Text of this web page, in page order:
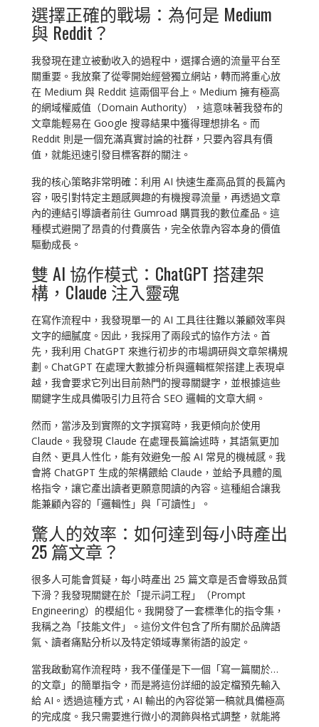
選擇正確的戰場：為何是 Medium
與 Reddit？
我發現在建立被動收入的過程中，選擇合適的流量平台至
關重要。我放棄了從零開始經營獨立網站，轉而將重心放
在 Medium 與 Reddit 這兩個平台上。Medium 擁有極高
的網域權威值（Domain Authority），這意味著我發布的
文章能輕易在 Google 搜尋結果中獲得理想排名。而
Reddit 則是一個充滿真實討論的社群，只要內容具有價
值，就能迅速引發目標客群的關注。
我的核心策略非常明確：利用 AI 快速生產高品質的長篇內
容，吸引對特定主題感興趣的有機搜尋流量，再透過文章
內的連結引導讀者前往 Gumroad 購買我的數位產品。這
種模式避開了昂貴的付費廣告，完全依靠內容本身的價值
驅動成長。
雙 AI 協作模式：ChatGPT 搭建架
構，Claude 注入靈魂
在寫作流程中，我發現單一的 AI 工具往往難以兼顧效率與
文字的細膩度。因此，我採用了兩段式的協作方法。首
先，我利用 ChatGPT 來進行初步的市場調研與文章架構規
劃。ChatGPT 在處理大數據分析與邏輯框架搭建上表現卓
越，我會要求它列出目前熱門的搜尋關鍵字，並根據這些
關鍵字生成具備吸引力且符合 SEO 邏輯的文章大綱。
然而，當涉及到實際的文字撰寫時，我更傾向於使用
Claude。我發現 Claude 在處理長篇論述時，其語氣更加
自然、更具人性化，能有效避免一般 AI 常見的機械感。我
會將 ChatGPT 生成的架構餵給 Claude，並給予具體的風
格指令，讓它產出讀者更願意閱讀的內容。這種組合讓我
能兼顧內容的「邏輯性」與「可讀性」。
驚人的效率：如何達到每小時產出
25 篇文章？
很多人可能會質疑，每小時產出 25 篇文章是否會導致品質
下滑？我發現關鍵在於「提示詞工程」（Prompt
Engineering）的模組化。我開發了一套標準化的指令集，
我稱之為「技能文件」。這份文件包含了所有關於品牌語
氣、讀者痛點分析以及特定領域專業術語的設定。
當我啟動寫作流程時，我不僅僅是下一個「寫一篇關於…
的文章」的簡單指令，而是將這份詳細的設定檔預先輸入
給 AI。透過這種方式，AI 輸出的內容從第一稿就具備極高
的完成度。我只需要進行微小的潤飾與格式調整，就能將